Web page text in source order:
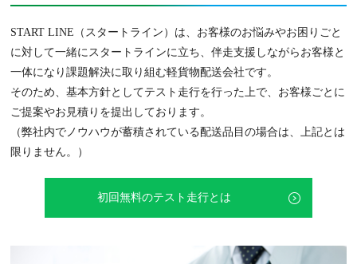
START LINE（スタートライン）は、お客様のお悩みやお困りごと
に対して一緒にスタートラインに立ち、伴走支援しながらお客様と
一体になり課題解決に取り組む軽貨物配送会社です。
そのため、基本方針としてテスト走行を行った上で、お客様ごとに
ご提案やお見積りを提出しております。
（弊社内でノウハウが蓄積されている配送品目の場合は、上記とは
限りません。）
初回無料のテスト走行とは